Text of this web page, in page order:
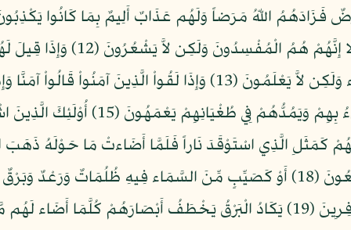
مُصْلِحُونَ (11) أَلا
إِنَّهُمْ هُمُ السُّفَهَاء وَلَكِن لاَّ يَعْلَمُونَ (13) وَإِذَا
(14) اللّهُ يَسْتَهْزِىءُ بِهِمْ
عُمْيٌ فَهُمْ لاَ يَرْجِعُونَ (18) أَوْ كَصَيِّبٍ مِّنَ السَّمَاء فِيهِ
واللّهُ مُحِيطٌ بِالْكافِرِينَ (19) يَكَادُ الْبَرْقُ يَخْطَفُ أَبْصَارَهُمْ